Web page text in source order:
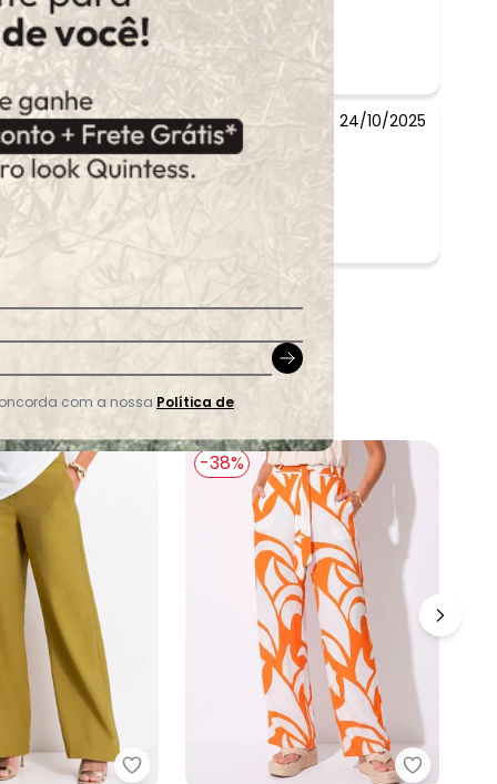
24/10/2025
Bege em Moletinho Eco Listrado
Quintess - Calça Oliva em Tecido
-38%
Quintess
com a nossa Política de